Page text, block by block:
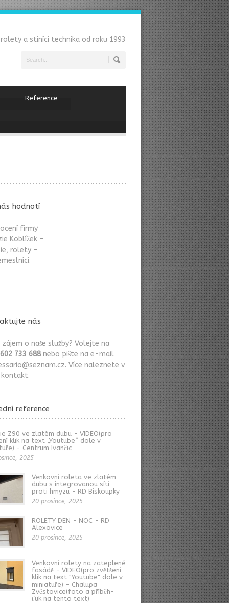
a stínící technika od roku 1993
Reference
hodnotí
firmy
Koblížek -
rolety -
nás
o naše služby? Volejte na
602 733 688nebo pište na e-mail
. Více naleznete v
kontakt.
reference
Z90 ve zlatém dubu - VIDEO(pro
klik na text „Youtube“ dole v
- Centrum Ivančic
2025
Venkovní roleta ve zlatém
dubu s integrovanou sítí
proti hmyzu - RD Biskoupky
20 prosince, 2025
ROLETY DEN - NOC - RD
Alexovice
20 prosince, 2025
Venkovní rolety na zateplené
fasádě - VIDEO(pro zvětšení
klik na text "Youtube" dole v
miniatuře) – Chalupa
Zvěstovice(foto a příběh-
ťuk na tento text)